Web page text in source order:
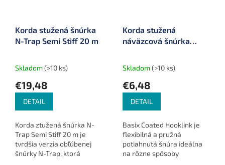
Korda stužená šnúrka
N-Trap Semi Stiff 20 m
Skladom(>10 ks)
€19,48
DETAIL
Korda ztužená šnúrka N-
Trap Semi Stiff 20 m je
tvrdšia verzia obľúbenej
šnúrky N-Trap, ktorá
Korda stužená
náväzcová šnúrka
Skladom(>10 ks)
€6,48
DETAIL
Basix Coated Hooklink je
flexibilná a pružná
potiahnutá šnúra ideálna
na rôzne spôsoby